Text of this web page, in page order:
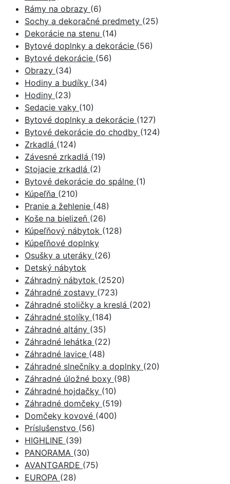
Rámy na obrazy (6)
Sochy a dekoračné predmety (25)
Dekorácie na stenu (14)
Bytové doplnky a dekorácie (56)
Bytové dekorácie (56)
Obrazy (34)
Hodiny a budíky (34)
Hodiny (23)
Sedacie vaky (10)
Bytové doplnky a dekorácie (127)
Bytové dekorácie do chodby (124)
Zrkadlá (124)
Závesné zrkadlá (19)
Stojacie zrkadlá (2)
Bytové dekorácie do spálne (1)
Kúpeľňa (210)
Pranie a žehlenie (48)
Koše na bielizeň (26)
Kúpeľňový nábytok (128)
Kúpeľňové doplnky
Osušky a uteráky (26)
Detský nábytok
Záhradný nábytok (2520)
Záhradné zostavy (723)
Záhradné stoličky a kreslá (202)
Záhradné stolíky (184)
Záhradné altány (35)
Záhradné lehátka (22)
Záhradné lavice (48)
Záhradné slnečníky a doplnky (20)
Záhradné úložné boxy (98)
Záhradné hojdačky (10)
Záhradné domčeky (519)
Domčeky kovové (400)
Príslušenstvo (56)
HIGHLINE (39)
PANORAMA (30)
AVANTGARDE (75)
EUROPA (28)